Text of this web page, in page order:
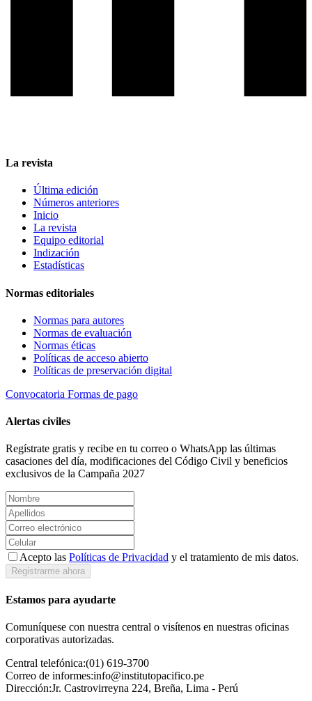
La revista
Última edición
Números anteriores
Inicio
La revista
Equipo editorial
Indización
Estadísticas
Normas editoriales
Normas para autores
Normas de evaluación
Normas éticas
Políticas de acceso abierto
Políticas de preservación digital
Convocatoria Formas de pago
Alertas civiles
Regístrate gratis y recibe en tu correo o WhatsApp las últimas
casaciones del día, modificaciones del Código Civil y beneficios
exclusivos de la Campaña 2027
Acepto las Políticas de Privacidad y el tratamiento de mis datos.
Registrarme ahora
Estamos para ayudarte
Comuníquese con nuestra central o visítenos en nuestras oficinas
corporativas autorizadas.
Central telefónica:(01) 619-3700
Correo de informes:info@institutopacifico.pe
Dirección:Jr. Castrovirreyna 224, Breña, Lima - Perú